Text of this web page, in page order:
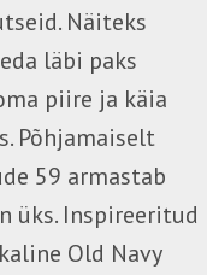
Näiteks
läbi paks
piire ja käia
Põhjamaiselt
59 armastab
üks. Inspireeritud
Old Navy